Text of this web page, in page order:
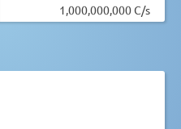
1,000,000,000 C/s